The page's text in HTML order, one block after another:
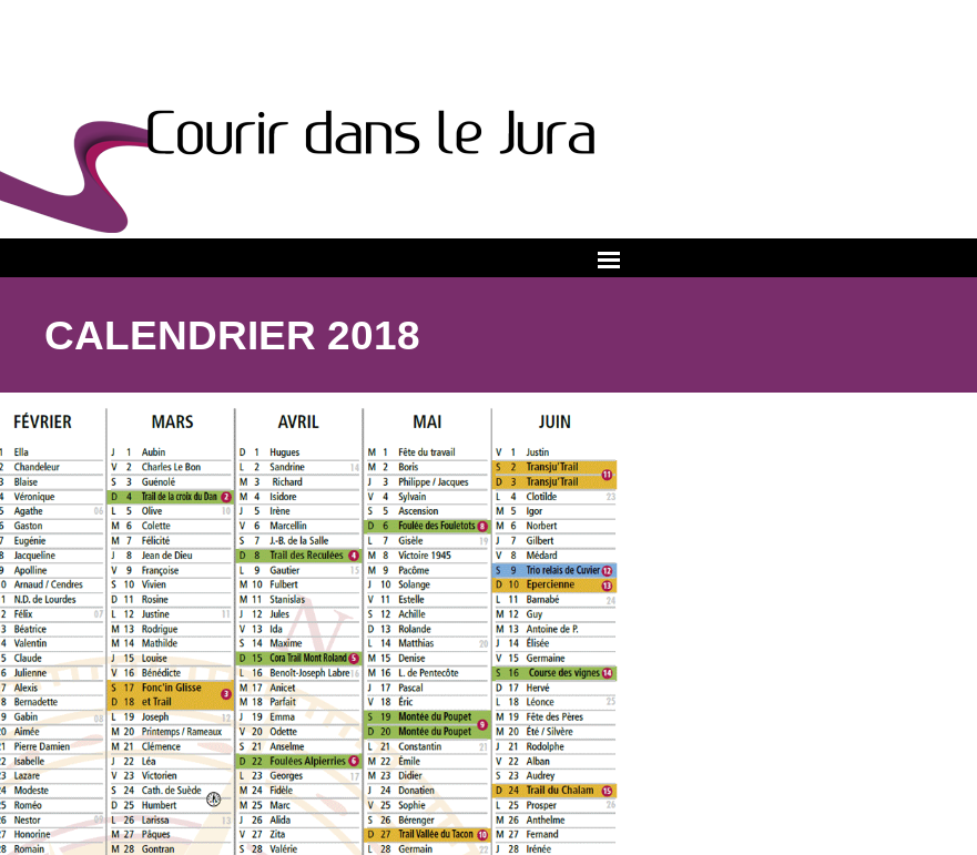
CALENDRIER 2018